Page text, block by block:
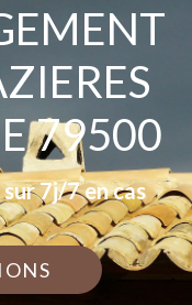
79500
7j/7 en cas